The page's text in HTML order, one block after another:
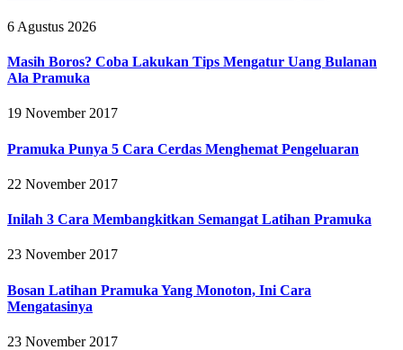
6 Agustus 2026
Masih Boros? Coba Lakukan Tips Mengatur Uang Bulanan
Ala Pramuka
19 November 2017
Pramuka Punya 5 Cara Cerdas Menghemat Pengeluaran
22 November 2017
Inilah 3 Cara Membangkitkan Semangat Latihan Pramuka
23 November 2017
Bosan Latihan Pramuka Yang Monoton, Ini Cara
Mengatasinya
23 November 2017